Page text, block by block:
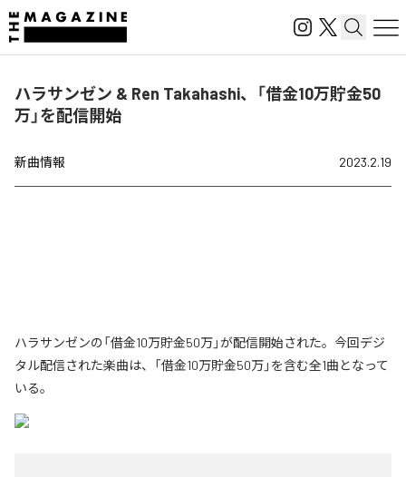
ハラサンゼン & Ren Takahashi、「借金10万貯金50
万」を配信開始
新曲情報 2023.2.19
ハラサンゼンの「借金10万貯金50万」が配信開始された。今回デジ
タル配信された楽曲は、「借金10万貯金50万」を含む全1曲となって
いる。